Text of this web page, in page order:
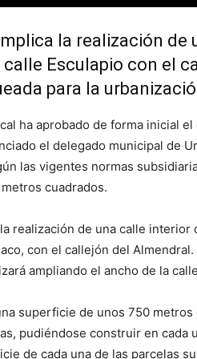
la realización de
Esculapio con el
para la
ha aprobado de forma inicial
el delegado municipal de
las vigentes normas
cuadrados.
realización de una calle interior
con el callejón del
ampliando el ancho de la
superficie de unos 750
pudiéndose construir en cada
de cada una de las parcelas